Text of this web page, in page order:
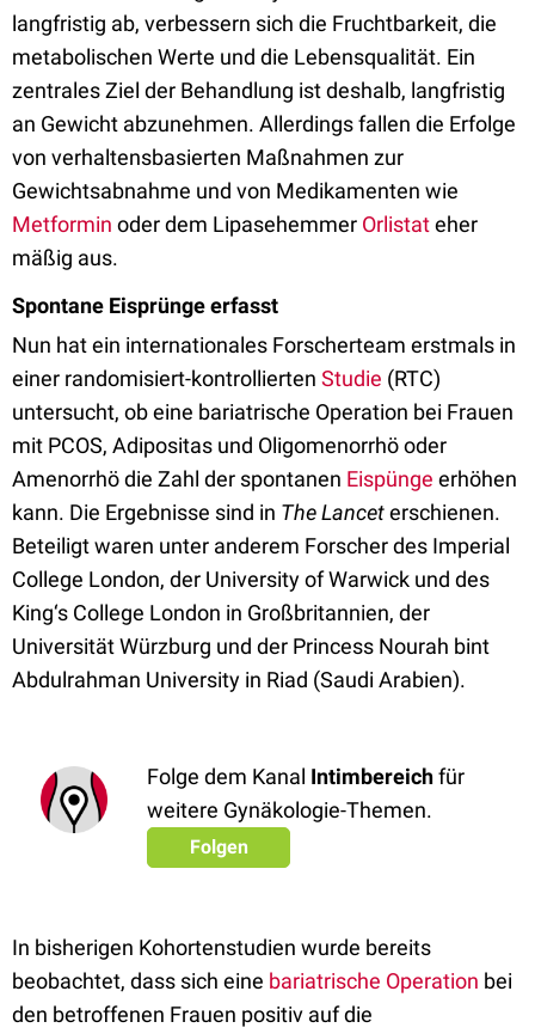
langfristig ab, verbessern sich die Fruchtbarkeit, die
metabolischen Werte und die Lebensqualität. Ein
zentrales Ziel der Behandlung ist deshalb, langfristig
an Gewicht abzunehmen. Allerdings fallen die Erfolge
von verhaltensbasierten Maßnahmen zur
Gewichtsabnahme und von Medikamenten wie
Metformin oder dem Lipasehemmer Orlistateher
mäßig aus.
Spontane Eisprünge erfasst
Nun hat ein internationales Forscherteam erstmals in
einer randomisiert-kontrollierten Studie (RTC)
untersucht, ob eine bariatrische Operation bei Frauen
mit PCOS, Adipositas und Oligomenorrhö oder
Amenorrhö die Zahl der spontanen Eispünge erhöhen
kann. Die Ergebnisse sind in The Lanceterschienen.
Beteiligt waren unter anderem Forscher des Imperial
College London, der University of Warwick und des
King‘s College London in Großbritannien, der
Universität Würzburg und der Princess Nourah bint
Abdulrahman University in Riad (Saudi Arabien).
Folge dem Kanal Intimbereichfür
weitere Gynäkologie-Themen.
Folgen
In bisherigen Kohortenstudien wurde bereits
beobachtet, dass sich eine bariatrische Operation bei
den betroffenen Frauen positiv auf die